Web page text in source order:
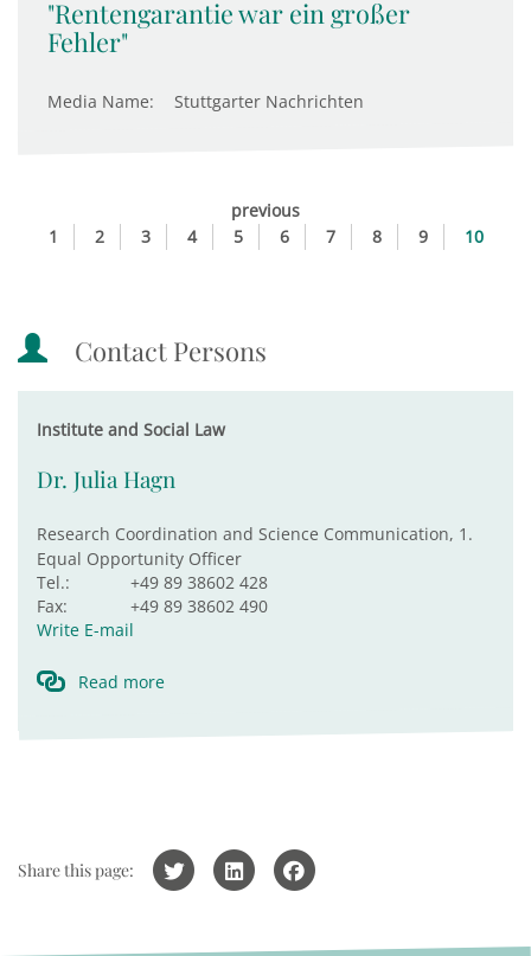
"Rentengarantie war ein großer
Fehler"
Media Name: Stuttgarter Nachrichten
previous
1
2 3 4 5 6 7 8 9 10
Contact Persons
Institute and Social Law
Dr. Julia Hagn
Research Coordination and Science Communication, 1.
Equal Opportunity Officer
Tel.:
+49 89 38602 428
Fax:
+49 89 38602 490
Write E-mail
Read more
Share this page: